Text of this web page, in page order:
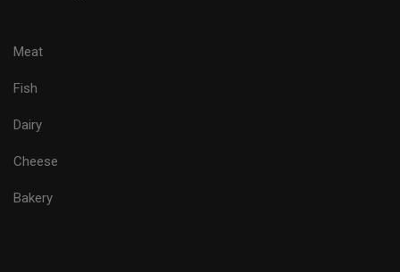
Meat
Fish
Dairy
Cheese
Bakery